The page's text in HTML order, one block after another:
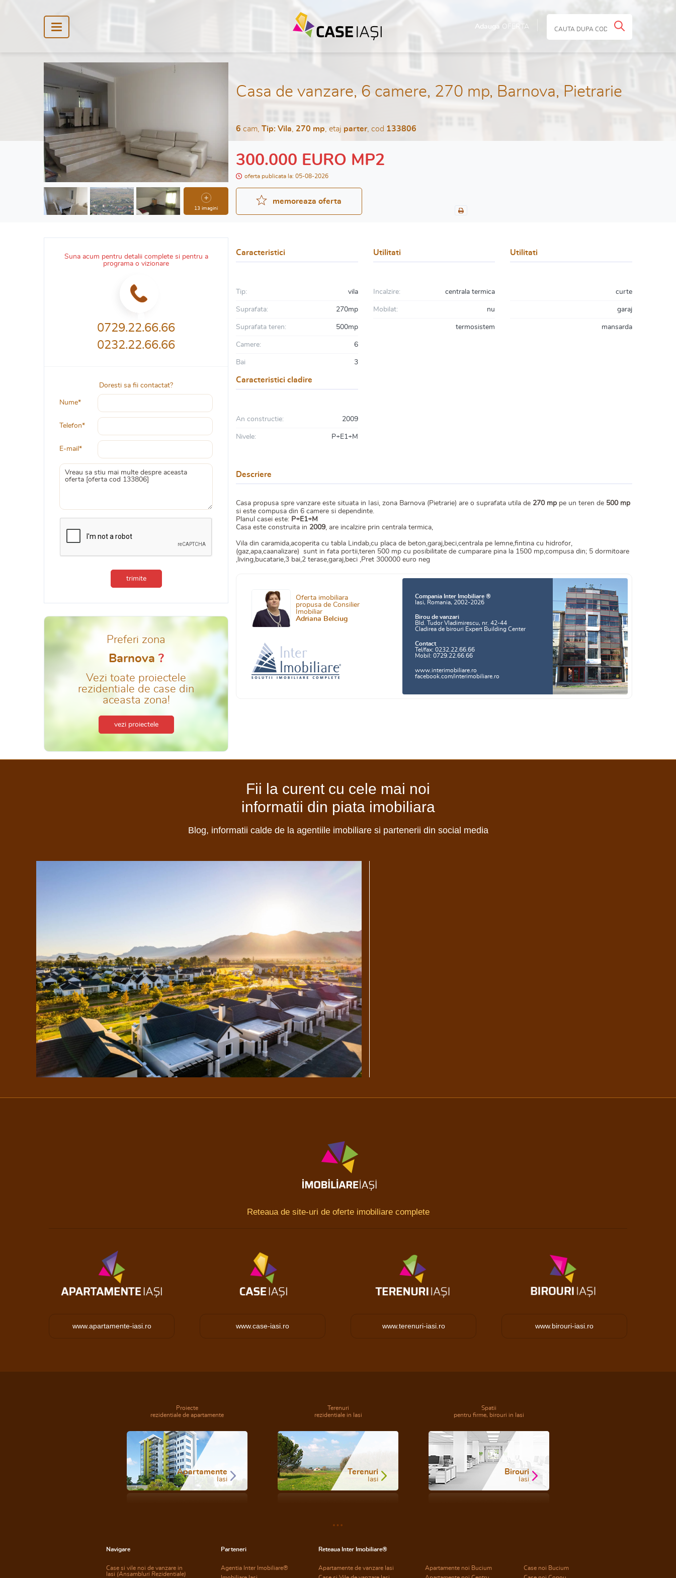
Adauga OFERTA
13 imagini
Casa de vanzare, 6 camere, 270 mp, Barnova, Pietrarie
6 cam, Tip: Vila 270 mp , etaj parter, cod 133806
300.000 EURO MP2
oferta publicata la: 05-08-2026
memoreaza oferta
Suna acum pentru detalii complete si pentru a
programa o vizionare
0729.22.66.66
0232.22.66.66
Doresti sa fii contactat?
Nume*
Telefon*
E-mail*
trimite
Preferi zona
Barnova ?
Vezi toate proiectele
rezidentiale de case din
aceasta zona!
vezi proiectele
Caracteristici
Tip: vila
Suprafata: 270mp
Suprafata teren: 500mp
Camere: 6
Bai 3
Utilitati
Incalzire: centrala termica
Mobilat: nu
termosistem
Utilitati
curte
garaj
mansarda
Caracteristici cladire
An constructie: 2009
Nivele: P+E1+M
Descriere
Casa propusa spre vanzare este situata in Iasi, zona Barnova (Pietrarie) are o suprafata utila de 270 mp pe un teren de 500 mp
si este compusa din 6 camere si dependinte.
Planul casei este: P+E1+M
Casa este construita in 2009, are incalzire prin centrala termica,
Vila din caramida,acoperita cu tabla Lindab,cu placa de beton,garaj,beci,centrala pe lemne,fintina cu hidrofor,
(gaz,apa,caanalizare) sunt in fata portii,teren 500 mp cu posibilitate de cumparare pina la 1500 mp,compusa din; 5 dormitoare
,living,bucatarie,3 bai,2 terase,garaj,beci ,Pret 300000 euro neg
Oferta imobiliara
propusa de Consilier
Imobiliar
Adriana Belciug
Compania Inter Imobiliare ®
Iasi, Romania, 2002-2026
Birou de vanzari
Bld. Tudor Vladimirescu, nr. 42-44
Cladirea de birouri Expert Building Center
Contact
Tel/fax: 0232.22.66.66
Mobil: 0729.22.66.66
www.interimobiliare.ro
facebook.com/interimobiliare.ro
Fii la curent cu cele mai noi
informatii din piata imobiliara
Blog, informatii calde de la agentiile imobiliare si partenerii din social media
Reteaua de site-uri de oferte imobiliare complete
www.apartamente-iasi.ro www.case-iasi.ro www.terenuri-iasi.ro www.birouri-iasi.ro
Proiecte
rezidentiale de apartamente
Apartamente
Iasi
Terenuri
rezidentiale in Iasi
Terenuri
Iasi
Spatii
pentru firme, birouri in Iasi
Birouri
Iasi
Navigare
Case si vile noi de vanzare in
Iasi (Ansambluri Rezidentiale)
Parteneri
Agentia Inter Imobiliare®
Reteaua Inter Imobiliare®
Apartamente de vanzare Iasi
Apartamente noi Bucium
Case noi Bucium